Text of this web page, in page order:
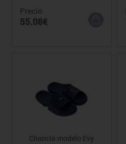
Precio
55.08€
Chancla modelo Evy